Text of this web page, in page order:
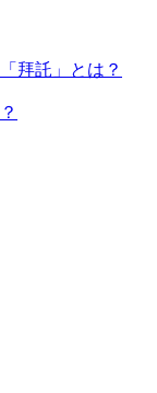
拜託」とは？